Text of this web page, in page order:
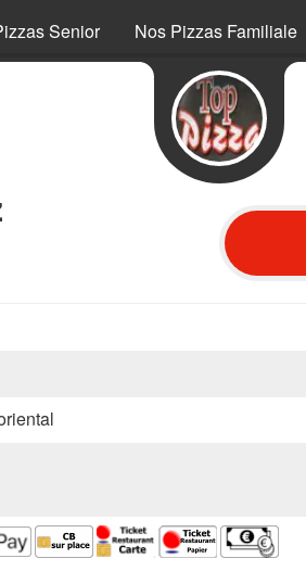
Senior Nos Pizzas Familiale